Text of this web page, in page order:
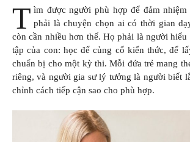
T ìm được người phù hợp để đảm
phải là chuyện chọn ai có thời gian
còn cần nhiều hơn thế. Họ phải là người
tập của con: học để củng cố kiến thức, để
chuẩn bị cho một kỳ thi. Mỗi đứa trẻ mang
riêng, và người gia sư lý tưởng là người biết
chỉnh cách tiếp cận sao cho phù hợp.